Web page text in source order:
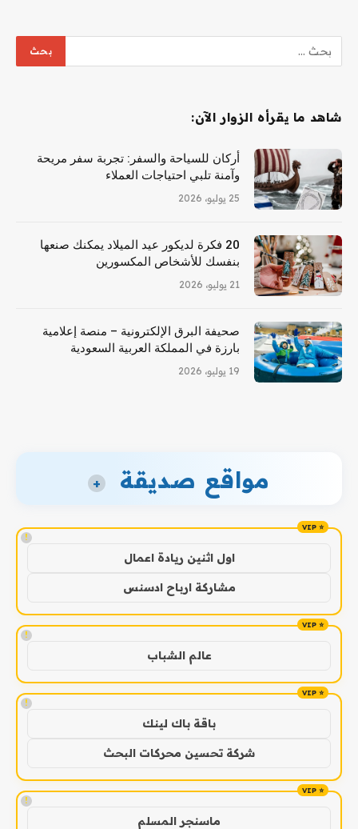
شاهد ما يقرأه الزوار الآن:
أركان للسياحة والسفر: تجربة سفر مريحة
وآمنة تلبي احتياجات العملاء
25 يوليو، 2026
20 فكرة لديكور عيد الميلاد يمكنك صنعها
بنفسك للأشخاص المكسورين
21 يوليو، 2026
صحيفة البرق الإلكترونية – منصة إعلامية
بارزة في المملكة العربية السعودية
19 يوليو، 2026
مواقع صديقة +
!
اول اثنين ريادة اعمال
مشاركة ارباح ادسنس
!
عالم الشباب
!
باقة باك لينك
شركة تحسين محركات البحث
!
ماسنجر المسلم